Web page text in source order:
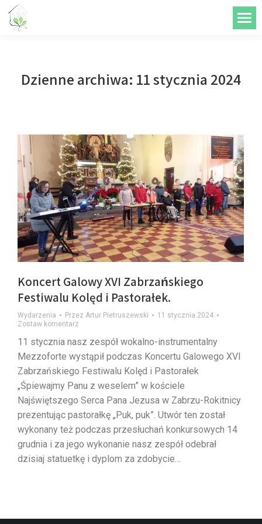
treści
Dzienne archiwa: 11 stycznia 2024
Koncert Galowy XVI Zabrzańskiego
Festiwalu Kolęd i Pastorałek.
Wydarzenia Przez Artur Pietruszewski
11 stycznia 2024
Zostaw komentarz
11 stycznia nasz zespół wokalno-instrumentalny
Mezzoforte wystąpił podczas Koncertu Galowego XVI
Zabrzańskiego Festiwalu Kolęd i Pastorałek
„Śpiewajmy Panu z weselem” w kościele
Najświętszego Serca Pana Jezusa w Zabrzu-Rokitnicy
prezentując pastorałkę „Puk, puk”. Utwór ten został
wykonany też podczas przesłuchań konkursowych 14
grudnia i za jego wykonanie nasz zespół odebrał
dzisiaj statuetkę i dyplom za zdobycie…